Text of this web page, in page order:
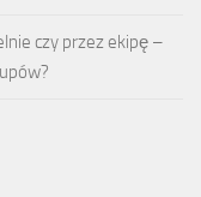
czy przez ekipę –